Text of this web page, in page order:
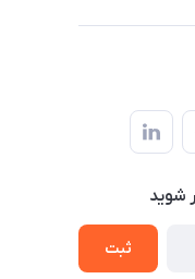
شوید
ثبت